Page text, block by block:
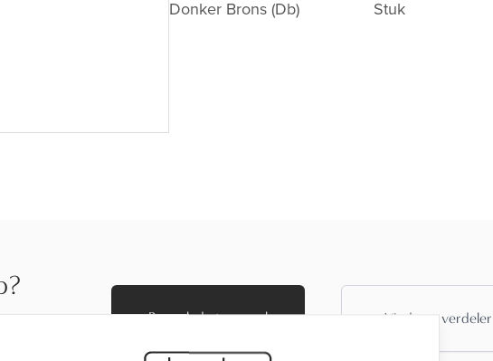
Donker Brons (db) Stuk
een
Bezoek de toonzaal Vind een verdeler